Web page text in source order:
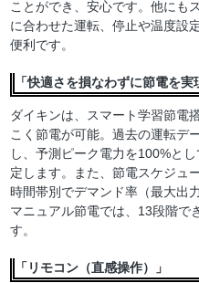
ことができ、安心です。他にも
に合わせた運転、停止や温度設
便利です。
「快適さを損なわずに節電を実
ダイキンは、スマート学習節電
こく節電が可能。過去の運転デ
し、予測ピーク電力を100%と
定します。また、節電スケジュ
時間帯別でデマンド率（最大出
マニュアル節電では、13段階で
す。
「リモコン（直感操作）」